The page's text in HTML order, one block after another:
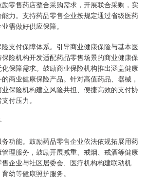
零售药店整合采购需求，开展联合采购，实
力。支持药品零售企业按规定通过省级医药
需做好供应保障。
付保障体系。引导商业健康保险与基本医
险机构开发适配药品零售场景的商业健康保
保障需求。鼓励商业保险机构推出涵盖健康
商业健康保险产品。针对高值药品、器械，
保险机构建立风险共担、便捷高效的支付协
付压力。
能。鼓励药品零售企业依法依规拓展用药
理服务，鼓励开展减重、戒烟、戒酒等健康
企业与社区居委会、医疗机构构建联动机
幼等健康照护服务。